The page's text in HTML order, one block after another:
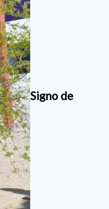
Signo de